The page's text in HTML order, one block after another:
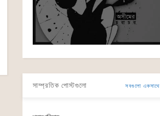
সাম্প্রতিক পোস্টগুলো সবগুলো একসাথে